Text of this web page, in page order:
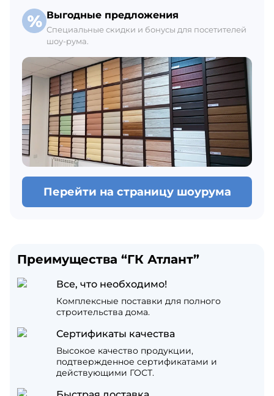
Выгодные предложения
Специальные скидки и бонусы для посетителей
шоу-рума.
Перейти на страницу шоурума
Преимущества “ГК Атлант”
Все, что необходимо!
Комплексные поставки для полного
строительства дома.
Сертификаты качества
Высокое качество продукции,
подтвержденное сертификатами и
действующими ГОСТ.